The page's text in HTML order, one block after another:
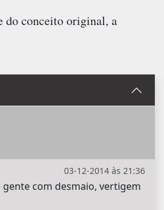
do conceito original, a
03-12-2014 às 21:36
com desmaio, vertigem